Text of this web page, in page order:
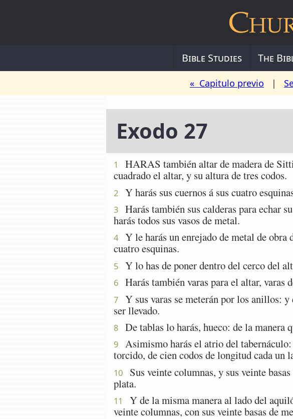
Bible Studies The
« Capitulo previo |
Exodo 27
1
HARAS también altar de madera de
cuadrado el altar, y su altura de tres codos.
2 Y harás sus cuernos á sus cuatro
3
Harás también sus calderas para echar
harás todos sus vasos de metal.
4
Y le harás un enrejado de metal de
cuatro esquinas.
5 Y lo has de poner dentro del cerco del
6 Harás también varas para el altar, varas
7
Y sus varas se meterán por los anillos:
ser llevado.
8 De tablas lo harás, hueco: de la manera
9
Asimismo harás el atrio del
torcido, de cien codos de longitud cada un
10
Sus veinte columnas, y sus veinte
plata.
11
Y de la misma manera al lado del
veinte columnas, con sus veinte basas de